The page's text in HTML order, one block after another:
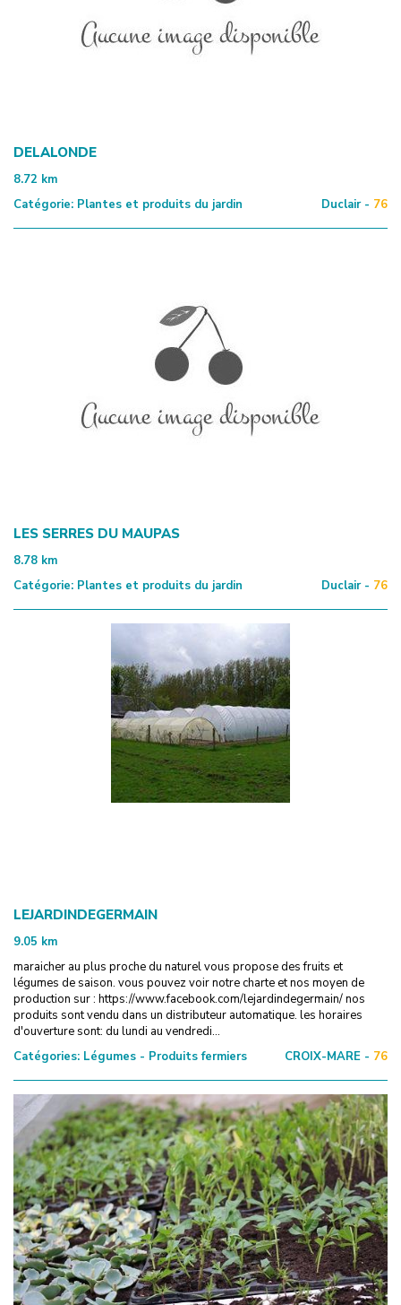
DELALONDE
8.72 km
Catégorie: Plantes et produits du jardin Duclair - 76
LES SERRES DU MAUPAS
8.78 km
Catégorie: Plantes et produits du jardin Duclair - 76
LEJARDINDEGERMAIN
9.05 km
maraicher au plus proche du naturel vous propose des fruits et
légumes de saison. vous pouvez voir notre charte et nos moyen de
production sur : https://www.facebook.com/lejardindegermain/ nos
produits sont vendu dans un distributeur automatique. les horaires
d'ouverture sont: du lundi au vendredi...
Catégories: Légumes - Produits fermiers CROIX-MARE - 76